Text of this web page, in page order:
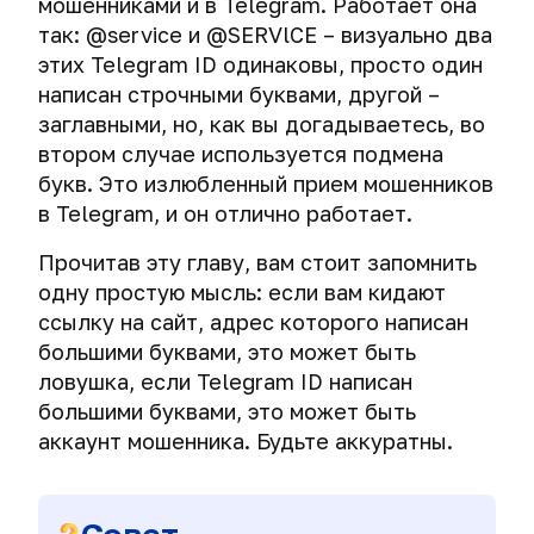
анонимности"
хакеры
выходят
за
пределы
виртуальной
среды.
паролей
для
macOS.
Экстренное
уничтожение
сохраненных
паролей
Основные
способы
атаки
на
пароль
и
TrueCrypt.
Создание
и
использование
защищенных
криптоконтейнеров
TrueCrypt
и
VeraCrypt
Шифрование
внешних
носителей
информации
при
помощи
VeraCrypt
от
утечки
на
уровне
получателя
электронной
почты
фотографии
в
сети.
атака.
Как
спецслужбы
деанонимизируют
мессенджеров.
Деанонимизация
пользователей
VPN
и
proxy
через
сторонние
компьютерной
техники
Кибершпионаж
через
беспроводные
клавиатуры
и
мыши.
MouseJack.
Прослушка
через
динамики
и
колонки
компьютера
через
горячие
клавиши
Опасные
флешки.
К
чему
может
привести
подключение
USB-
носителя.
cache
deception
Опасность
больших
или
«вечнорабочая»
схема
IP-
адрес
Как
вычисляют
по
IP-
адресу
Мессенджеры.
Безопасное
общение в
сети.
безопасного
хранение
так: @service и @SERVlCE – визуально два
этих Telegram ID одинаковы, просто один
написан строчными буквами, другой –
заглавными, но, как вы догадываетесь, во
втором случае используется подмена
букв. Это излюбленный прием мошенников
в Telegram, и он отлично работает.
Прочитав эту главу, вам стоит запомнить
одну простую мысль: если вам кидают
ссылку на сайт, адрес которого написан
большими буквами, это может быть
ловушка, если Telegram ID написан
большими буквами, это может быть
аккаунт мошенника. Будьте аккуратны.